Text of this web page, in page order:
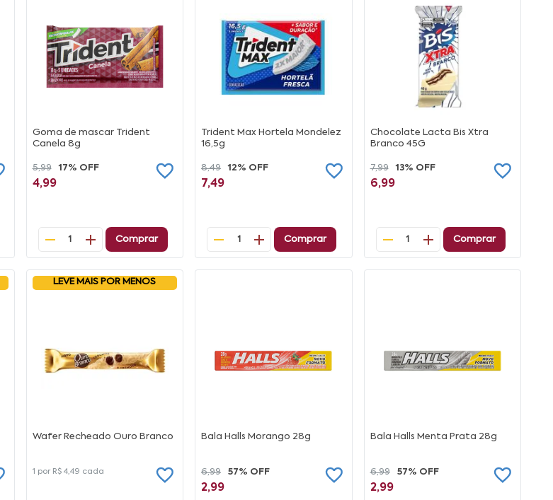
Goma de mascar Trident
Canela 8g
5,99 17% OFF
4,99
1 Comprar
Trident Max Hortela Mondelez
16,5g
8,49 12% OFF
7,49
1 Comprar
Chocolate Lacta Bis Xtra
Branco 45G
7,99 13% OFF
6,99
1 Comprar
LEVE MAIS POR MENOS
Wafer Recheado Ouro Branco
1 por R$ 4,49 cada
Bala Halls Morango 28g
6,99 57% OFF
2,99
Bala Halls Menta Prata 28g
6,99 57% OFF
2,99